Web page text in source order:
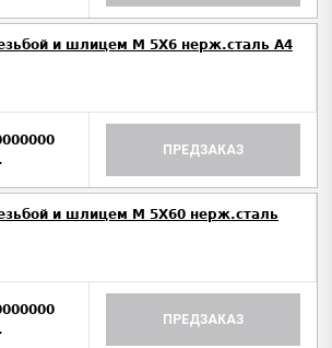
и шлицем M 5Х6 нерж.сталь A4
ПРЕДЗАКАЗ
и шлицем M 5Х60 нерж.сталь
ПРЕДЗАКАЗ